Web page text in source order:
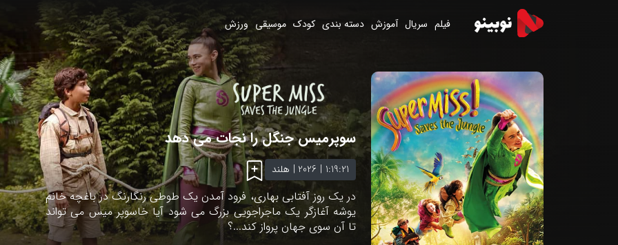
فیلم سریال آموزش دسته بندی کودک موسیقی ورزش
سوپرمیس جنگل را نجات می دهد
1:19:21
|
2026
| هلند
در یک روز آفتابی بهاری، فرود آمدن یک طوطی رنگارنگ در باغچه خانم
یوشه آغازگر یک ماجراجویی بزرگ می شود آیا خاسوپر میس می تواند
تا آن سوی جهان پرواز کند...؟